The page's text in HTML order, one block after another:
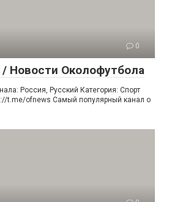
0
/ Новости Околофутбола
Россия, Русский Категория: Спорт
t.me/ofnews Самый популярный канал о